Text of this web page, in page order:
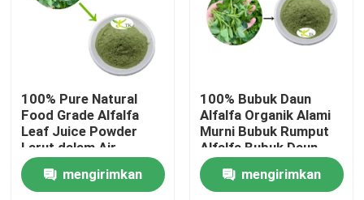
Tentang kami
Kontrol Kualitas
Hubungi Kami
100% Pure Natural
Food Grade Alfalfa
Leaf Juice Powder
Larut dalam Air
mengirimkan
100% Bubuk Daun
Alfalfa Organik Alami
Murni Bubuk Rumput
Alfalfa Bubuk Daun
Alfalfa
mengirimkan